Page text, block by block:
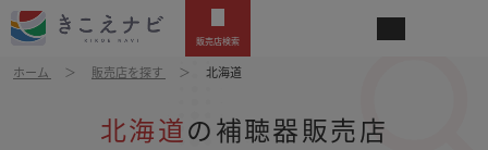
販売店検索
ホーム 販売店を探す 北海道
北海道の補聴器販売店